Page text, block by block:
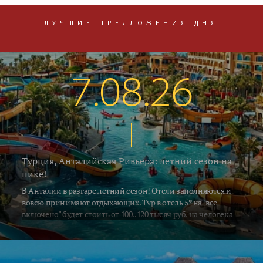
ЛУЧШИЕ ПРЕДЛОЖЕНИЯ ДНЯ
7.08.26
Турция, Анталийская Ривьера: летний сезон на
пике!
В Анталии в разгаре летний сезон! Отели заполняются и
вовсю принимают отдыхающих. Тур в отель 5* на "всё
включено" будет стоить от 100..120 тысяч руб. на человека
за неделю, включая перелёт и трансфер. Погода летняя -
воздух в это время прогревается до 33..35°C, а водичка в
южных регионах Алании и Сиде 26..28°C. В Кемере на